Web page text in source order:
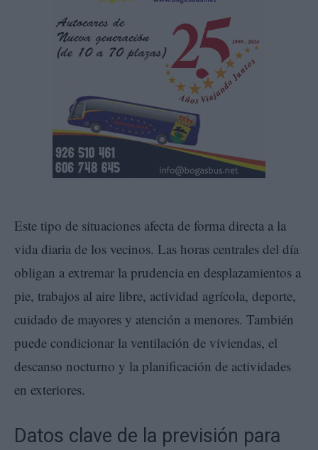
Este tipo de situaciones afecta de forma directa a la
vida diaria de los vecinos. Las horas centrales del día
obligan a extremar la prudencia en desplazamientos a
pie, trabajos al aire libre, actividad agrícola, deporte,
cuidado de mayores y atención a menores. También
puede condicionar la ventilación de viviendas, el
descanso nocturno y la planificación de actividades
en exteriores.
Datos clave de la previsión para